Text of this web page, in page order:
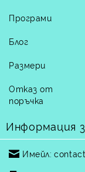
Програми
Блог
Размери
Отказ от
поръчка
Информация
Имейл: